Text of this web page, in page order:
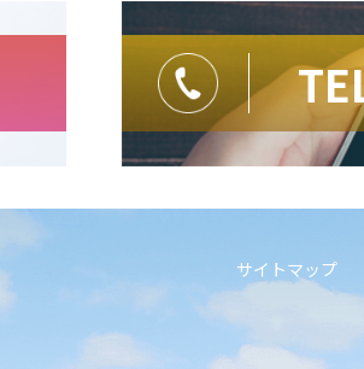
サイトマップ